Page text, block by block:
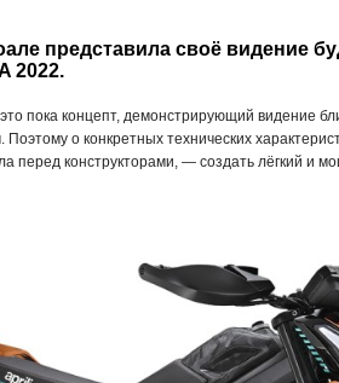
представила своё видение
2022.
пока концепт, демонстрирующий видение
о конкретных технических
перед конструкторами, — создать лёгкий и